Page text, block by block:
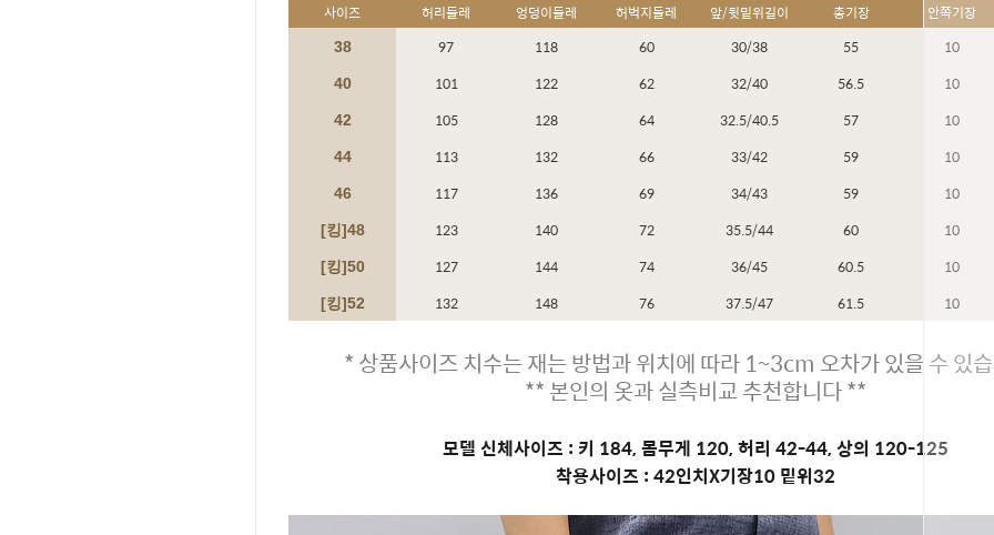
사이즈 허리둘레 엉덩이둘레 허벅지둘레 앞/뒷밑위길이 총기장 안쪽기장
38 97 118 60 30/38 55 10
40 101 122 62 32/40 56.5 10
42 105 128 64 32.5/40.5 57 10
44 113 132 66 33/42 59 10
46 117 136 69 34/43 59 10
[킹]48 123 140 72 35.5/44 60 10
[킹]50 127 144 74 36/45 60.5 10
[킹]52 132 148 76 37.5/47 61.5 10
* 상품사이즈 치수는 재는 방법과 위치에 따라 1~3cm 오차가 있을 수 있
** 본인의 옷과 실측비교 추천합니다 **
모델 신체사이즈 : 키 184, 몸무게 120, 허리 42-44, 상의 120-125
착용사이즈 : 42인치X기장10 밑위32